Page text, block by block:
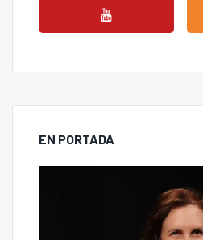
EN PORTADA